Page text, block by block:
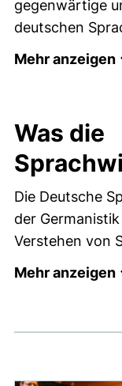
gegenwärtige
deutschen
Mehr anzeigen
Was die
Die Deutsche
der
Verstehen von
Mehr anzeigen